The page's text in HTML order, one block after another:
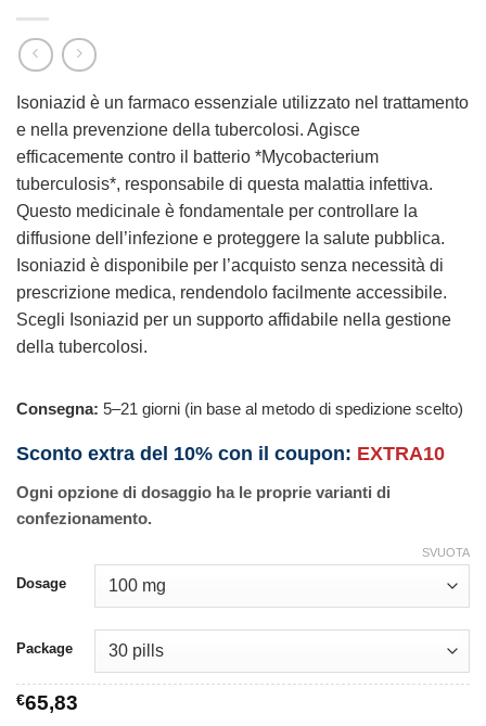
Isoniazid è un farmaco essenziale utilizzato nel trattamento
e nella prevenzione della tubercolosi. Agisce
efficacemente contro il batterio *Mycobacterium
tuberculosis*, responsabile di questa malattia infettiva.
Questo medicinale è fondamentale per controllare la
diffusione dell’infezione e proteggere la salute pubblica.
Isoniazid è disponibile per l’acquisto senza necessità di
prescrizione medica, rendendolo facilmente accessibile.
Scegli Isoniazid per un supporto affidabile nella gestione
della tubercolosi.
Consegna: 5–21 giorni (in base al metodo di spedizione scelto)
Sconto extra del 10% con il coupon: EXTRA10
Ogni opzione di dosaggio ha le proprie varianti di
confezionamento.
Dosage
Package
SVUOTA
€65,83